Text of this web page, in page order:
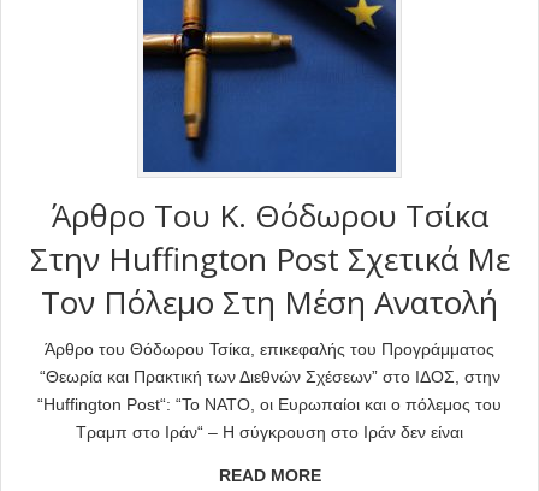
Άρθρο Του Κ. Θόδωρου Τσίκα
Στην Huffington Post Σχετικά Με
Τον Πόλεμο Στη Μέση Ανατολή
Άρθρο του Θόδωρου Τσίκα, επικεφαλής του Προγράμματος
“Θεωρία και Πρακτική των Διεθνών Σχέσεων” στο ΙΔΟΣ, στην
“Huffington Post“: “Το ΝΑΤΟ, οι Ευρωπαίοι και ο πόλεμος του
Τραμπ στο Ιράν“ – Η σύγκρουση στο Ιράν δεν είναι
READ MORE